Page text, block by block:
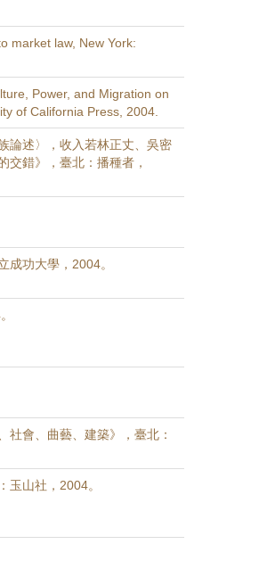
market law, New York:
Power, and Migration on
of California Press, 2004.
論述〉，收入若林正丈、吳密
交錯》，臺北：播種者，
成功大學，2004。
社會、曲藝、建築》，臺北：
玉山社，2004。